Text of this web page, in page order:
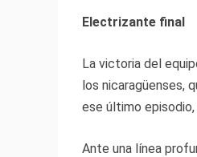
Electrizante final
La victoria del
los nicaragüenses,
ese último
Ante una línea